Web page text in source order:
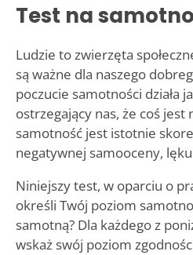
Test na
Ludzie to zwierzęta
są ważne dla naszego
poczucie samotności działa
ostrzegający nas, że coś
samotność jest istotnie
negatywnej samooceny,
Niniejszy test, w oparciu o
określi Twój poziom
samotną? Dla każdego z
wskaż swój poziom